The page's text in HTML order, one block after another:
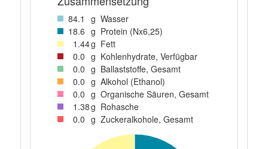
84.1 g Wasser
18.6 g Protein (Nx6,25)
1 .44g Fett
0.0 g Kohlenhydrate, Verfügbar
0.0 g Ballaststoffe, Gesamt
0.0 g Alkohol (Ethanol)
0.0 g Organische Säuren, Gesamt
1 .38g Rohasche
0.0 g Zuckeralkohole, Gesamt